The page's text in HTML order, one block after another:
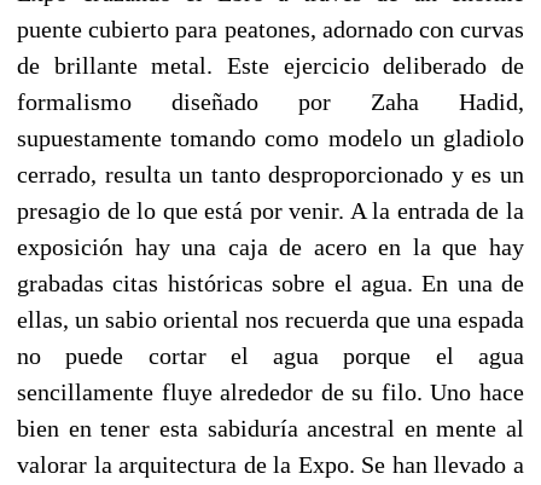
puente cubierto para peatones, adornado con curvas
de brillante metal. Este ejercicio deliberado de
formalismo diseñado por Zaha Hadid,
supuestamente tomando como modelo un gladiolo
cerrado, resulta un tanto desproporcionado y es un
presagio de lo que está por venir. A la entrada de la
exposición hay una caja de acero en la que hay
grabadas citas históricas sobre el agua. En una de
ellas, un sabio oriental nos recuerda que una espada
no puede cortar el agua porque el agua
sencillamente fluye alrededor de su filo. Uno hace
bien en tener esta sabiduría ancestral en mente al
valorar la arquitectura de la Expo. Se han llevado a